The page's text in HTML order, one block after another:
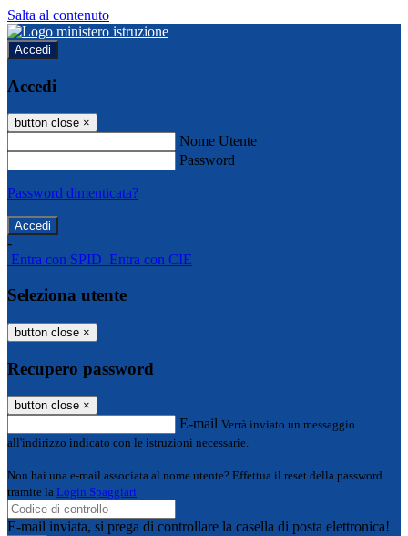
Salta al contenuto
Accedi
Accedi
button close ×
Nome Utente
Password
Password dimenticata?
-
Entra con SPID Entra con CIE
Seleziona utente
button close ×
Recupero password
button close ×
E-mail Verrà inviato un messaggio
all'indirizzo indicato con le istruzioni necessarie.
Non hai una e-mail associata al nome utente? Effettua il reset della password
tramite la Login Spaggiari
E-mail inviata, si prega di controllare la casella di posta elettronica!